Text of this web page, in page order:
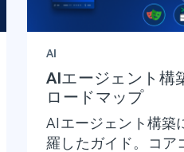
AI
AIエージェント構
ロードマップ
AIエージェント構築
羅したガイド。コア